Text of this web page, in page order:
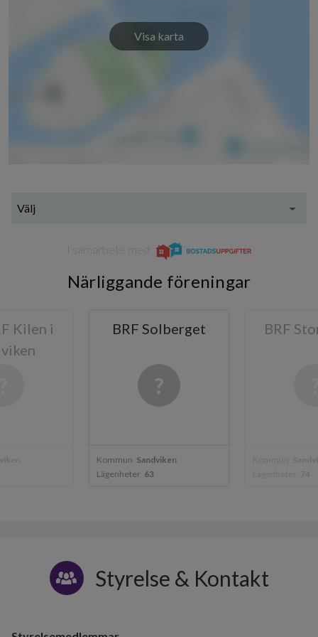
Visa karta
Välj
I samarbete med
Närliggande föreningar
Kilen i
BRF Solberget
Kommun Sandviken
Lägenheter 63
BRF
Styrelse & Kontakt